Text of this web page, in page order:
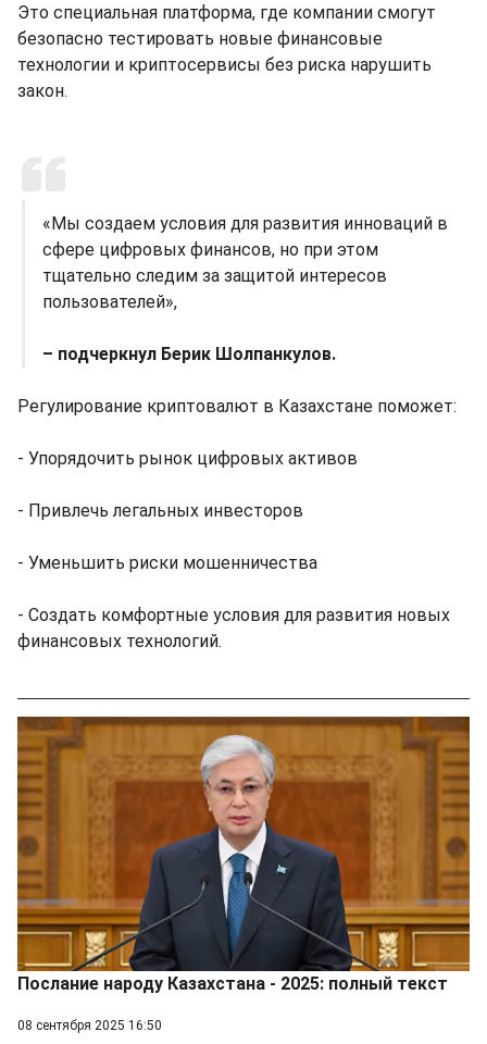
Это специальная платформа, где компании смогут
безопасно тестировать новые финансовые
технологии и криптосервисы без риска нарушить
закон.
«Мы создаем условия для развития инноваций в
сфере цифровых финансов, но при этом
тщательно следим за защитой интересов
пользователей»,
– подчеркнул Берик Шолпанкулов.
Регулирование криптовалют в Казахстане поможет:
- Упорядочить рынок цифровых активов
- Привлечь легальных инвесторов
- Уменьшить риски мошенничества
- Создать комфортные условия для развития новых
финансовых технологий.
Послание народу Казахстана - 2025: полный текст
08 сентября 2025 16:50